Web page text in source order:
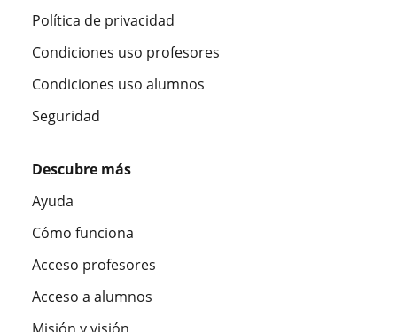
Política de privacidad
Condiciones uso profesores
Condiciones uso alumnos
Seguridad
Descubre más
Ayuda
Cómo funciona
Acceso profesores
Acceso a alumnos